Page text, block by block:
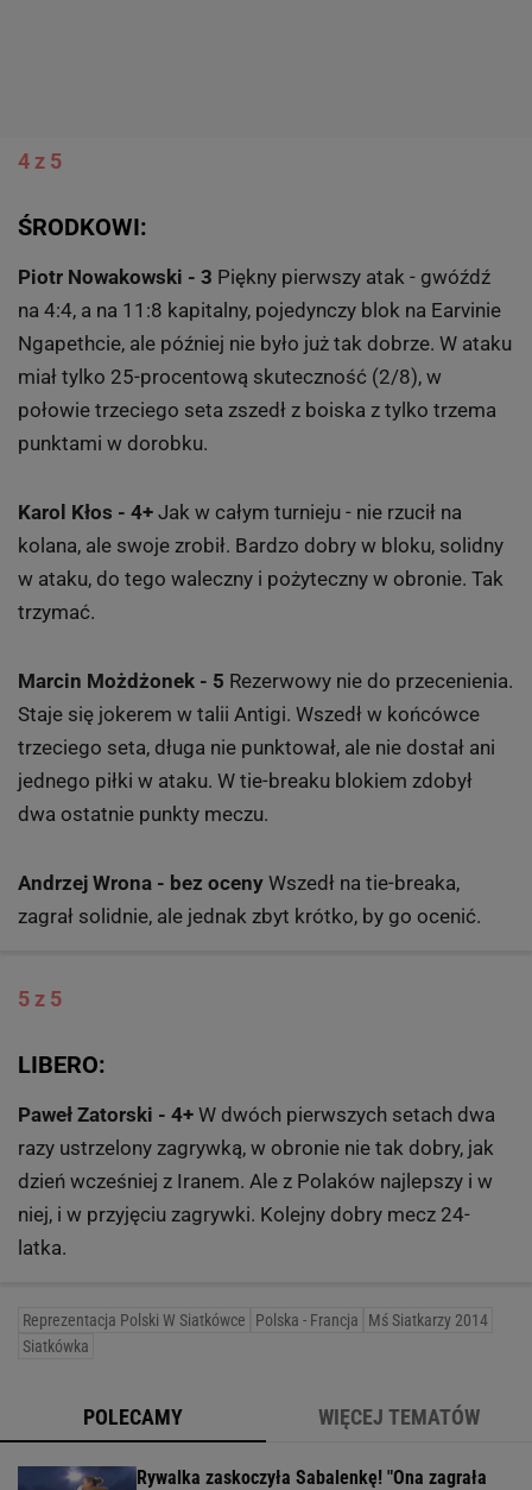
4 z 5
ŚRODKOWI:
Piotr Nowakowski - 3 Piękny pierwszy atak - gwóźdź
na 4:4, a na 11:8 kapitalny, pojedynczy blok na Earvinie
Ngapethcie, ale później nie było już tak dobrze. W ataku
miał tylko 25-procentową skuteczność (2/8), w
połowie trzeciego seta zszedł z boiska z tylko trzema
punktami w dorobku.
Karol Kłos - 4+ Jak w całym turnieju - nie rzucił na
kolana, ale swoje zrobił. Bardzo dobry w bloku, solidny
w ataku, do tego waleczny i pożyteczny w obronie. Tak
trzymać.
Marcin Możdżonek - 5 Rezerwowy nie do przecenienia.
Staje się jokerem w talii Antigi. Wszedł w końcówce
trzeciego seta, długa nie punktował, ale nie dostał ani
jednego piłki w ataku. W tie-breaku blokiem zdobył
dwa ostatnie punkty meczu.
Andrzej Wrona - bez oceny Wszedł na tie-breaka,
zagrał solidnie, ale jednak zbyt krótko, by go ocenić.
5 z 5
LIBERO:
Paweł Zatorski - 4+ W dwóch pierwszych setach dwa
razy ustrzelony zagrywką, w obronie nie tak dobry, jak
dzień wcześniej z Iranem. Ale z Polaków najlepszy i w
niej, i w przyjęciu zagrywki. Kolejny dobry mecz 24-
latka.
Reprezentacja Polski W Siatkówce Polska - Francja
Mś Siatkarzy 2014
Siatkówka
POLECAMY WIĘCEJ TEMATÓW
Rywalka zaskoczyła Sabalenkę! "Ona zagrała